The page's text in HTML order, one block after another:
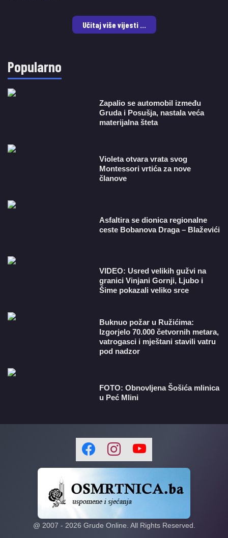
Učitaj više vijesti ...
Popularno
Zapalio se automobil između
Gruda i Posušja, nastala veća
materijalna šteta
Violeta otvara vrata svog
Montessori vrtića za nove
članove
Asfaltira se dionica regionalne
ceste Bobanova Draga – Blaževići
VIDEO: Usred velikih gužvi na
granici Vinjani Gornji, Ljubo i
Šime pokazali veliko srce
Buknuo požar u Ružićima:
Izgorjelo 70.000 četvornih metara,
vatrogasci i mještani stavili vatru
pod nadzor
FOTO: Obnovljena Šošića mlinica
u Peć Mlini
@ 2007 - 2026 Grude Online. All Rights Reserved.